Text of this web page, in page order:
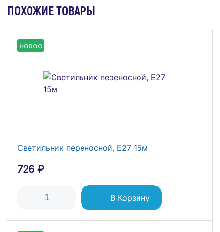
ПОХОЖИЕ ТОВАРЫ
новое
Светильник переносной, Е27 15м
726 ₽
В Корзину